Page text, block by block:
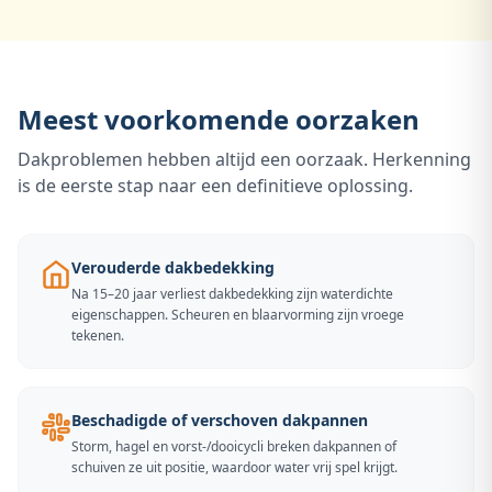
Meest voorkomende oorzaken
Dakproblemen hebben altijd een oorzaak. Herkenning
is de eerste stap naar een definitieve oplossing.
Verouderde dakbedekking
Na 15–20 jaar verliest dakbedekking zijn waterdichte
eigenschappen. Scheuren en blaarvorming zijn vroege
tekenen.
Beschadigde of verschoven dakpannen
Storm, hagel en vorst-/dooicycli breken dakpannen of
schuiven ze uit positie, waardoor water vrij spel krijgt.